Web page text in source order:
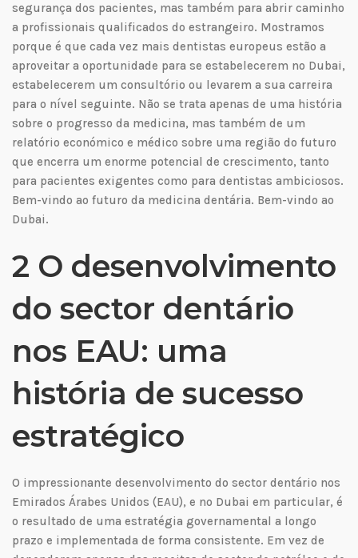
segurança dos pacientes, mas também para abrir caminho
a profissionais qualificados do estrangeiro. Mostramos
porque é que cada vez mais dentistas europeus estão a
aproveitar a oportunidade para se estabelecerem no Dubai,
estabelecerem um consultório ou levarem a sua carreira
para o nível seguinte. Não se trata apenas de uma história
sobre o progresso da medicina, mas também de um
relatório económico e médico sobre uma região do futuro
que encerra um enorme potencial de crescimento, tanto
para pacientes exigentes como para dentistas ambiciosos.
Bem-vindo ao futuro da medicina dentária. Bem-vindo ao
Dubai.
2 O desenvolvimento
do sector dentário
nos EAU: uma
história de sucesso
estratégico
O impressionante desenvolvimento do sector dentário nos
Emirados Árabes Unidos (EAU), e no Dubai em particular, é
o resultado de uma estratégia governamental a longo
prazo e implementada de forma consistente. Em vez de